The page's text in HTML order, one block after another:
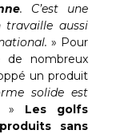
. C’est une
travaille aussi
» Pour
de nombreux
un produit
solide est
» Les golfs
sans